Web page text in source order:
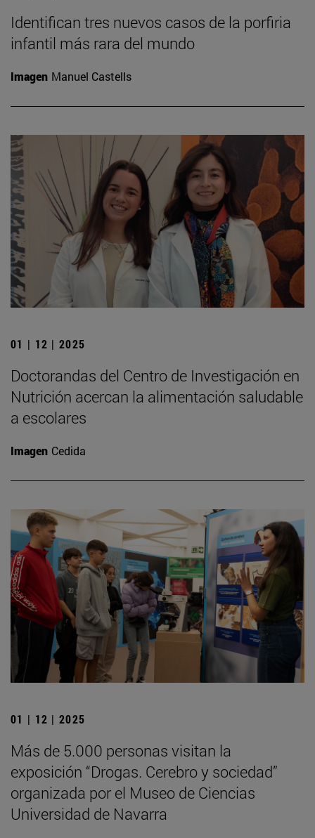
Identifican tres nuevos casos de la porfiria
infantil más rara del mundo
Imagen Manuel Castells
01 | 12 | 2025
Doctorandas del Centro de Investigación en
Nutrición acercan la alimentación saludable
a escolares
Imagen Cedida
01 | 12 | 2025
Más de 5.000 personas visitan la
exposición “Drogas. Cerebro y sociedad”
organizada por el Museo de Ciencias
Universidad de Navarra